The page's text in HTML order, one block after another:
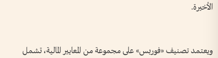
الأخيرة.
ويعتمد تصنيف «فوربس» على مجموعة من المعايير المالية، تشمل